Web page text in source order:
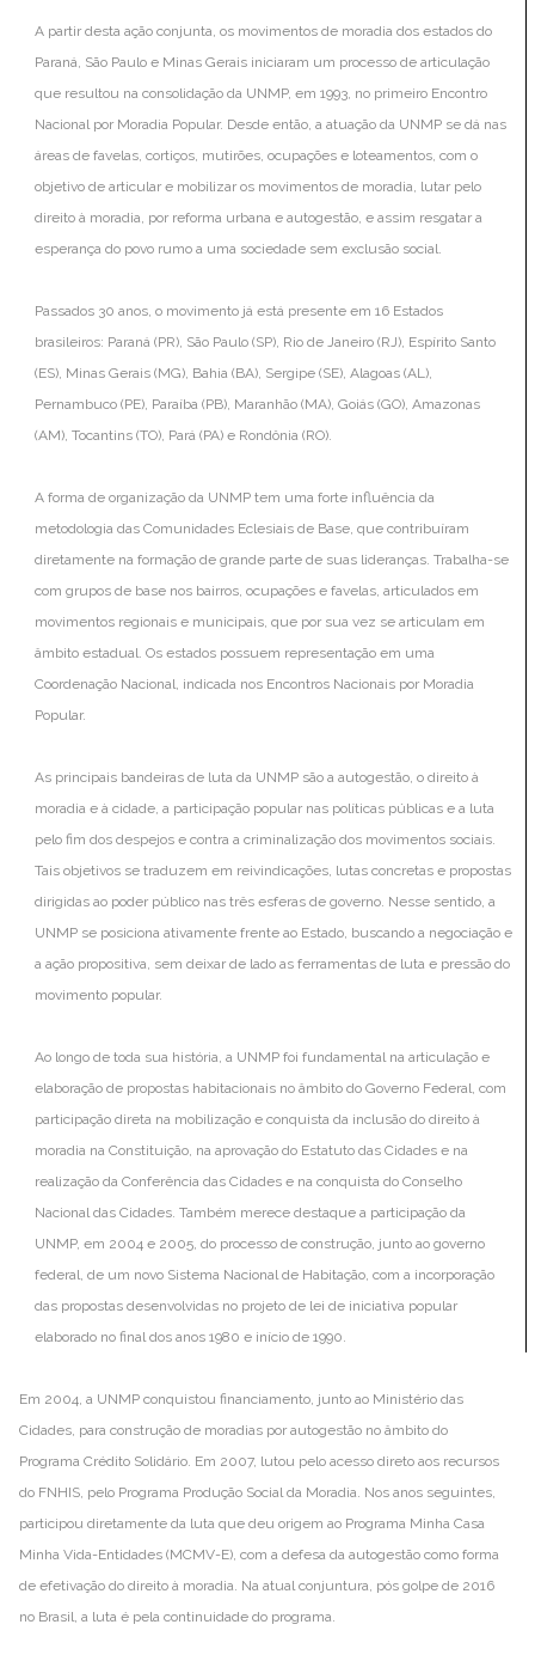
A partir desta ação conjunta, os movimentos de moradia dos estados do
Paraná, São Paulo e Minas Gerais iniciaram um processo de articulação
que resultou na consolidação da UNMP, em 1993, no primeiro Encontro
Nacional por Moradia Popular. Desde então, a atuação da UNMP se dá nas
áreas de favelas, cortiços, mutirões, ocupações e loteamentos, com o
objetivo de articular e mobilizar os movimentos de moradia, lutar pelo
direito à moradia, por reforma urbana e autogestão, e assim resgatar a
esperança do povo rumo a uma sociedade sem exclusão social.
Passados 30 anos, o movimento já está presente em 16 Estados
brasileiros: Paraná (PR), São Paulo (SP), Rio de Janeiro (RJ), Espírito Santo
(ES), Minas Gerais (MG), Bahia (BA), Sergipe (SE), Alagoas (AL),
Pernambuco (PE), Paraíba (PB), Maranhão (MA), Goiás (GO), Amazonas
(AM), Tocantins (TO), Pará (PA) e Rondônia (RO).
A forma de organização da UNMP tem uma forte influência da
metodologia das Comunidades Eclesiais de Base, que contribuíram
diretamente na formação de grande parte de suas lideranças. Trabalha-se
com grupos de base nos bairros, ocupações e favelas, articulados em
movimentos regionais e municipais, que por sua vez se articulam em
âmbito estadual. Os estados possuem representação em uma
Coordenação Nacional, indicada nos Encontros Nacionais por Moradia
Popular.
As principais bandeiras de luta da UNMP são a autogestão, o direito à
moradia e à cidade, a participação popular nas políticas públicas e a luta
pelo fim dos despejos e contra a criminalização dos movimentos sociais.
Tais objetivos se traduzem em reivindicações, lutas concretas e propostas
dirigidas ao poder público nas três esferas de governo. Nesse sentido, a
UNMP se posiciona ativamente frente ao Estado, buscando a negociação e
a ação propositiva, sem deixar de lado as ferramentas de luta e pressão do
movimento popular.
Ao longo de toda sua história, a UNMP foi fundamental na articulação e
elaboração de propostas habitacionais no âmbito do Governo Federal, com
participação direta na mobilização e conquista da inclusão do direito à
moradia na Constituição, na aprovação do Estatuto das Cidades e na
realização da Conferência das Cidades e na conquista do Conselho
Nacional das Cidades. Também merece destaque a participação da
UNMP, em 2004 e 2005, do processo de construção, junto ao governo
federal, de um novo Sistema Nacional de Habitação, com a incorporação
das propostas desenvolvidas no projeto de lei de iniciativa popular
elaborado no final dos anos 1980 e início de 1990.
Em 2004, a UNMP conquistou financiamento, junto ao Ministério das
Cidades, para construção de moradias por autogestão no âmbito do
Programa Crédito Solidário. Em 2007, lutou pelo acesso direto aos recursos
do FNHIS, pelo Programa Produção Social da Moradia. Nos anos seguintes,
participou diretamente da luta que deu origem ao Programa Minha Casa
Minha Vida-Entidades (MCMV-E), com a defesa da autogestão como forma
de efetivação do direito à moradia. Na atual conjuntura, pós golpe de 2016
no Brasil, a luta é pela continuidade do programa.